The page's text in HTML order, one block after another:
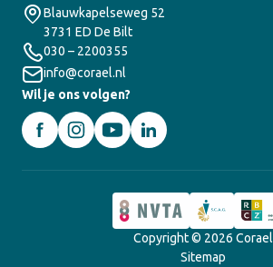
Blauwkapelseweg 52
3731 ED De Bilt
030 – 2200355
info@corael.nl
Wil je ons volgen?
Copyright © 2026 Corael
Sitemap